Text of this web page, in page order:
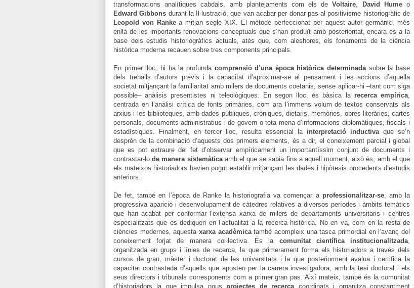
transformacions analítiques cabdals, amb plantejaments com els deVoltaire, David Humeo
Edward Gibbons durant la Il·lustració, que van acabar per donar pas al positivisme historiogràfic de
Leopold von Rankea mitjan segle XIX. El mètode perfeccionat per aquest autor germànic, més
enllà de les importants renovacions conceptuals que s’han produït amb posterioritat, encara és a la
base dels estudis historiogràfics actuals, atès que, com aleshores, els fonaments de la ciència
històrica moderna recauen sobre tres components principals.
En primer lloc, hi ha la profunda comprensió d’una època històrica determinadasobre la base
dels treballs d’autors previs i la capacitat d’aproximar-se al pensament i les accions d’aquella
societat mitjançant la familiaritat amb milers de documents coetanis, sense aplicar-hi –tant com siga
possible– anàlisis presentistes ni teleològiques. En segon lloc, és bàsica la recerca empírica,
centrada en l’anàlisi crítica de fonts primàries, com ara l’immens volum de textos conservats als
arxius i les biblioteques, amb dades públiques, cròniques, dietaris, memòries, obres literàries, cartes
personals, documents administratius i de govern o tota mena d’informacions diplomàtiques, fiscals i
estadístiques. Finalment, en tercer lloc, resulta essencial la interpretació inductivaque se’n
desprèn de la combinació d’aquests dos primers elements, és a dir, el coneixement parcial i global
que es pot extraure del fet d’observar empíricament un importantíssim conjunt de documents i
contrastar-lode manera sistemàticaamb el que se sabia fins a aquell moment, això és, amb el que
els mateixos historiadors havien pogut establir mitjançant les dades i hipòtesis procedents d’estudis
anteriors.
De fet, també en l’època de Ranke la historiografia va començar a professionalitzar-se, amb la
progressiva aparició i desenvolupament de càtedres relatives a diversos períodes i àmbits temàtics
que han acabat per conformar l’extensa xarxa de milers de departaments universitaris i centres
especialitzats que es dediquen en l’actualitat a la recerca històrica. No en va, com en la resta de
ciències modernes, aquesta xarxa acadèmicatambé acompleix una tasca primordial en l’avanç del
coneixement forjat de manera col·lectiva. És la comunitat científica institucionalitzada,
organitzada en grups i línies de recerca, la que primerament forma els historiadors a través dels
cursos de grau, màster i doctorat de les universitats i la que posteriorment avalua i certifica la
capacitat contrastada d’aquells que aposten per la carrera investigadora, amb la tesi doctoral i els
seus directors i tribunals corresponents com a primer gran pas. Així mateix, també és la comunitat
d’historiadors la que impulsa nous projectes de recerca coordinats i organitza constantment